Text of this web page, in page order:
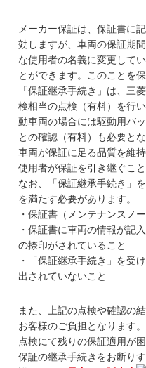
メーカー保証は、保証書に
効しますが、車両の保証期
な使用者の名義に変更して
とができます。このことを
「保証継承手続き」は、三
検相当の点検（有料）を行
動車両の場合には駆動用バ
との確認（有料）も必要とな
車両が保証に足る品質を維
使用者が保証を引き継ぐこと
なお、「保証継承手続き」
を満たす必要があります。
・保証書（メンテナンスノ
・保証書に車両の情報が記
の捺印がされていること
・「保証継承手続き」を受
出されていないこと
また、上記の点検や確認の
お客様のご負担となります。
点検にて残りの保証適用が
保証の継承手続きをお断り